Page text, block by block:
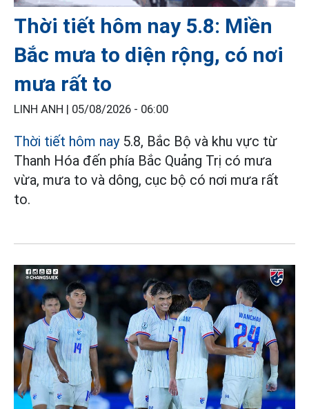
Thời tiết hôm nay 5.8: Miền
Bắc mưa to diện rộng, có nơi
mưa rất to
LINH ANH | 05/08/2026 - 06:00
Thời tiết hôm nay5.8, Bắc Bộ và khu vực từ
Thanh Hóa đến phía Bắc Quảng Trị có mưa
vừa, mưa to và dông, cục bộ có nơi mưa rất
to.